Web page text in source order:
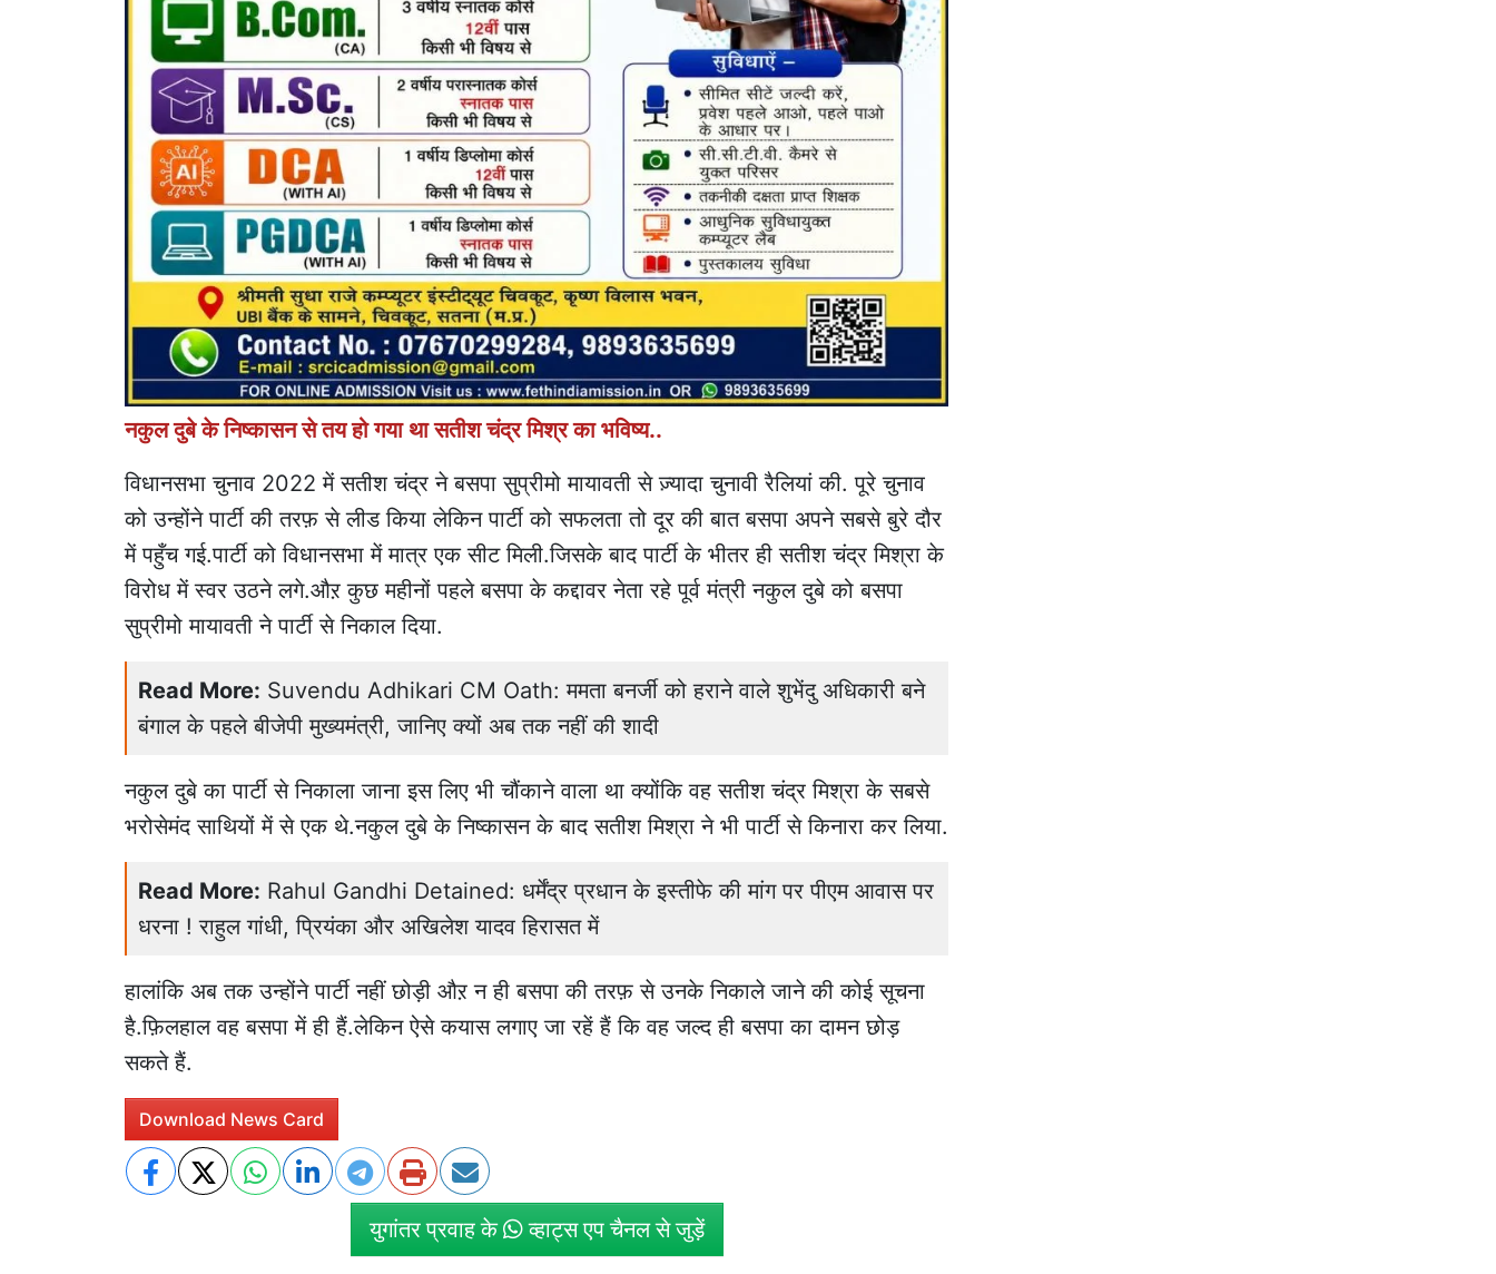
नकुल दुबे के निष्कासन से तय हो गया था सतीश चंद्र मिश्र का भविष्य..
विधानसभा चुनाव 2022 में सतीश चंद्र ने बसपा सुप्रीमो मायावती से ज़्यादा चुनावी रैलियां की. पूरे चुनाव
को उन्होंने पार्टी की तरफ़ से लीड किया लेकिन पार्टी को सफलता तो दूर की बात बसपा अपने सबसे बुरे दौर
में पहुँच गई.पार्टी को विधानसभा में मात्र एक सीट मिली.जिसके बाद पार्टी के भीतर ही सतीश चंद्र मिश्रा के
विरोध में स्वर उठने लगे.औऱ कुछ महीनों पहले बसपा के कद्दावर नेता रहे पूर्व मंत्री नकुल दुबे को बसपा
सुप्रीमो मायावती ने पार्टी से निकाल दिया.
Read More: Suvendu Adhikari CM Oath: ममता बनर्जी को हराने वाले शुभेंदु अधिकारी बने
बंगाल के पहले बीजेपी मुख्यमंत्री, जानिए क्यों अब तक नहीं की शादी
नकुल दुबे का पार्टी से निकाला जाना इस लिए भी चौंकाने वाला था क्योंकि वह सतीश चंद्र मिश्रा के सबसे
भरोसेमंद साथियों में से एक थे.नकुल दुबे के निष्कासन के बाद सतीश मिश्रा ने भी पार्टी से किनारा कर लिया.
Read More: Rahul Gandhi Detained: धर्मेंद्र प्रधान के इस्तीफे की मांग पर पीएम आवास पर
धरना ! राहुल गांधी, प्रियंका और अखिलेश यादव हिरासत में
हालांकि अब तक उन्होंने पार्टी नहीं छोड़ी औऱ न ही बसपा की तरफ़ से उनके निकाले जाने की कोई सूचना
है.फ़िलहाल वह बसपा में ही हैं.लेकिन ऐसे कयास लगाए जा रहें हैं कि वह जल्द ही बसपा का दामन छोड़
सकते हैं.
Download News Card
युगांतर प्रवाह के व्हाट्स एप चैनल से जुड़ें